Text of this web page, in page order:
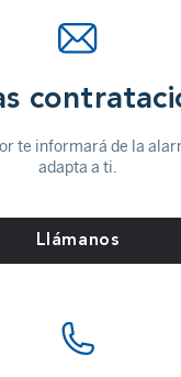
te informará de la
adapta a ti.
Llámanos